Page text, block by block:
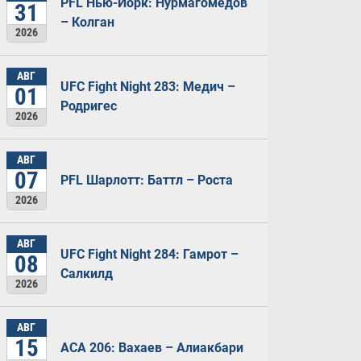
31
2026
– Колган
АВГ
01
2026
UFC Fight Night 283: Медич –
Родригес
АВГ
07
2026
PFL Шарлотт: Баттл – Роста
АВГ
08
2026
UFC Fight Night 284: Гамрот –
Салкилд
АВГ
15 ACA 206: Вахаев – Алиакбари